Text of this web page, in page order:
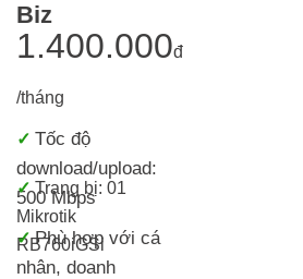
Biz
1.400.000đ
/tháng
✓ Tốc độ
download/upload:
500 Mbps
✓Trang bị: 01
Mikrotik
RB760iGSi
✓Phù hợp với cá
nhân, doanh